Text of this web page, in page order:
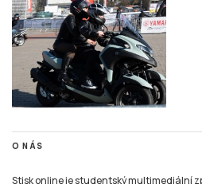
O NÁS
Stisk online je studentský multimediální